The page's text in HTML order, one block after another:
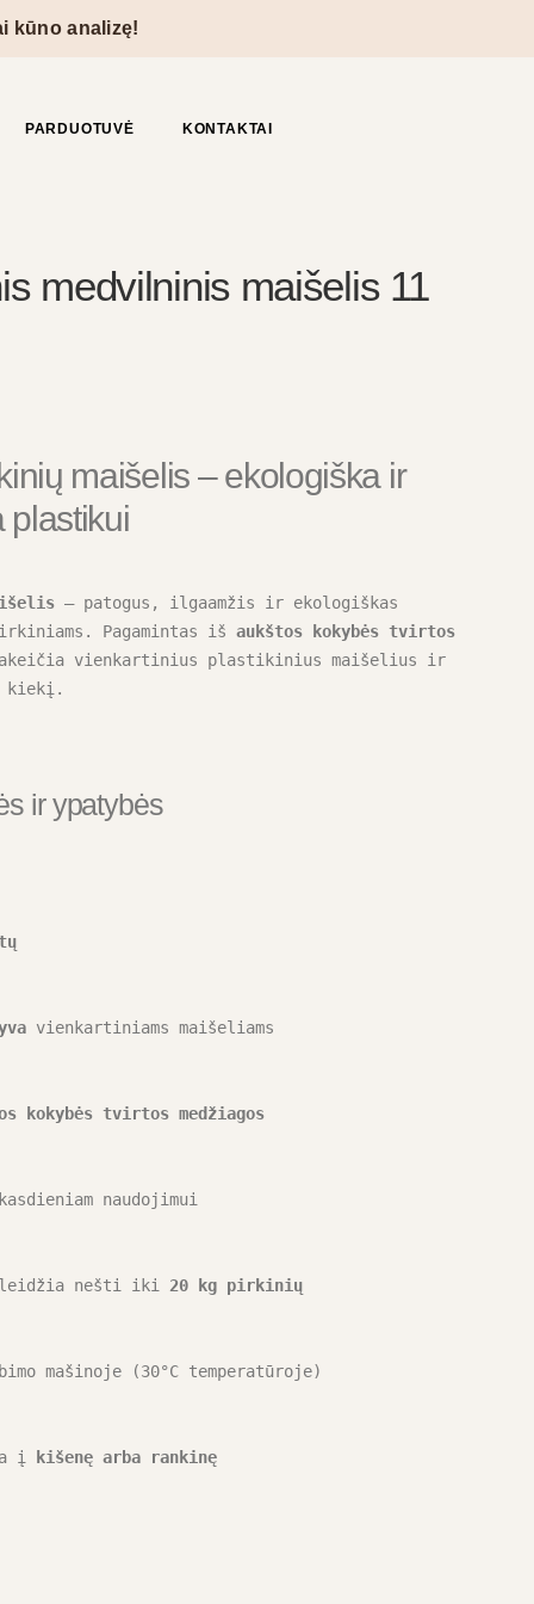
analizę!
PARDUOTUVĖ KONTAKTAI
medvilninis maišelis 11
maišelis – ekologiška ir
plastikui
– patogus, ilgaamžis ir ekologiškas
Pagamintas iš aukštos kokybės tvirtos
vienkartinius plastikinius maišelius ir
kiekį.
ir ypatybės
vienkartiniams maišeliams
kokybės tvirtos medžiagos
naudojimui
leidžia nešti iki 20 kg pirkinių
mašinoje (30°C temperatūroje)
į kišenę arba rankinę